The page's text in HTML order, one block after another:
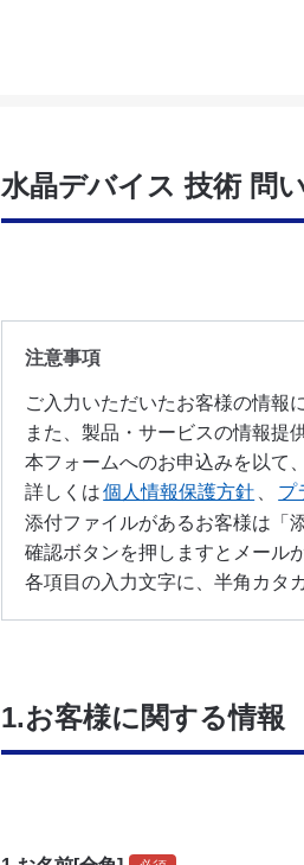
水晶デバイス 技術 問
注意事項
詳しくは個人情報保護方針 プ
各項目の入力文字に、半角カタ
1.お客様に関する情報